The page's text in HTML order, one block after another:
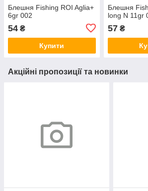
Блешня Fishing ROI Aglia+
6gr 002
54 ₴
Купити
Блешня
long N 11gr
57₴
Акційні пропозиції та новинки